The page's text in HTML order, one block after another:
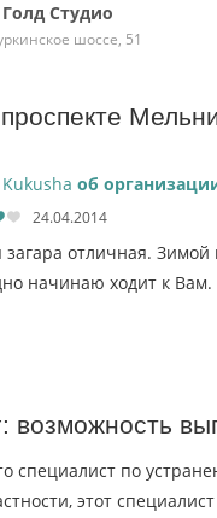
Студио
шоссе, 51
об
24.04.2014
загара отличная.
начинаю ходит к
возможность
специалист по
этот